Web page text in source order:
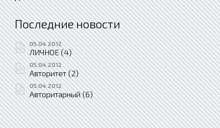
Последние новости
05.04.2012
ЛИЧНОЕ (4)
05.04.2012
Авторитет (2)
05.04.2012
Авторитарный (6)